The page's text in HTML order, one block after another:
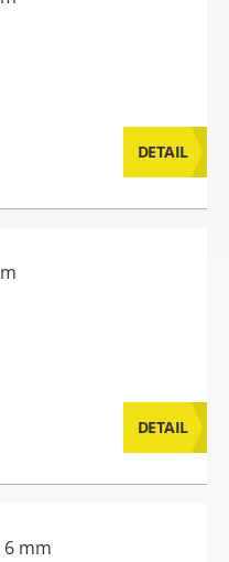
DETAIL
DETAIL